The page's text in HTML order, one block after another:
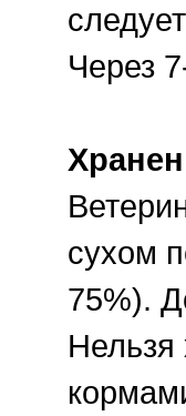
Через
сухом
75%).